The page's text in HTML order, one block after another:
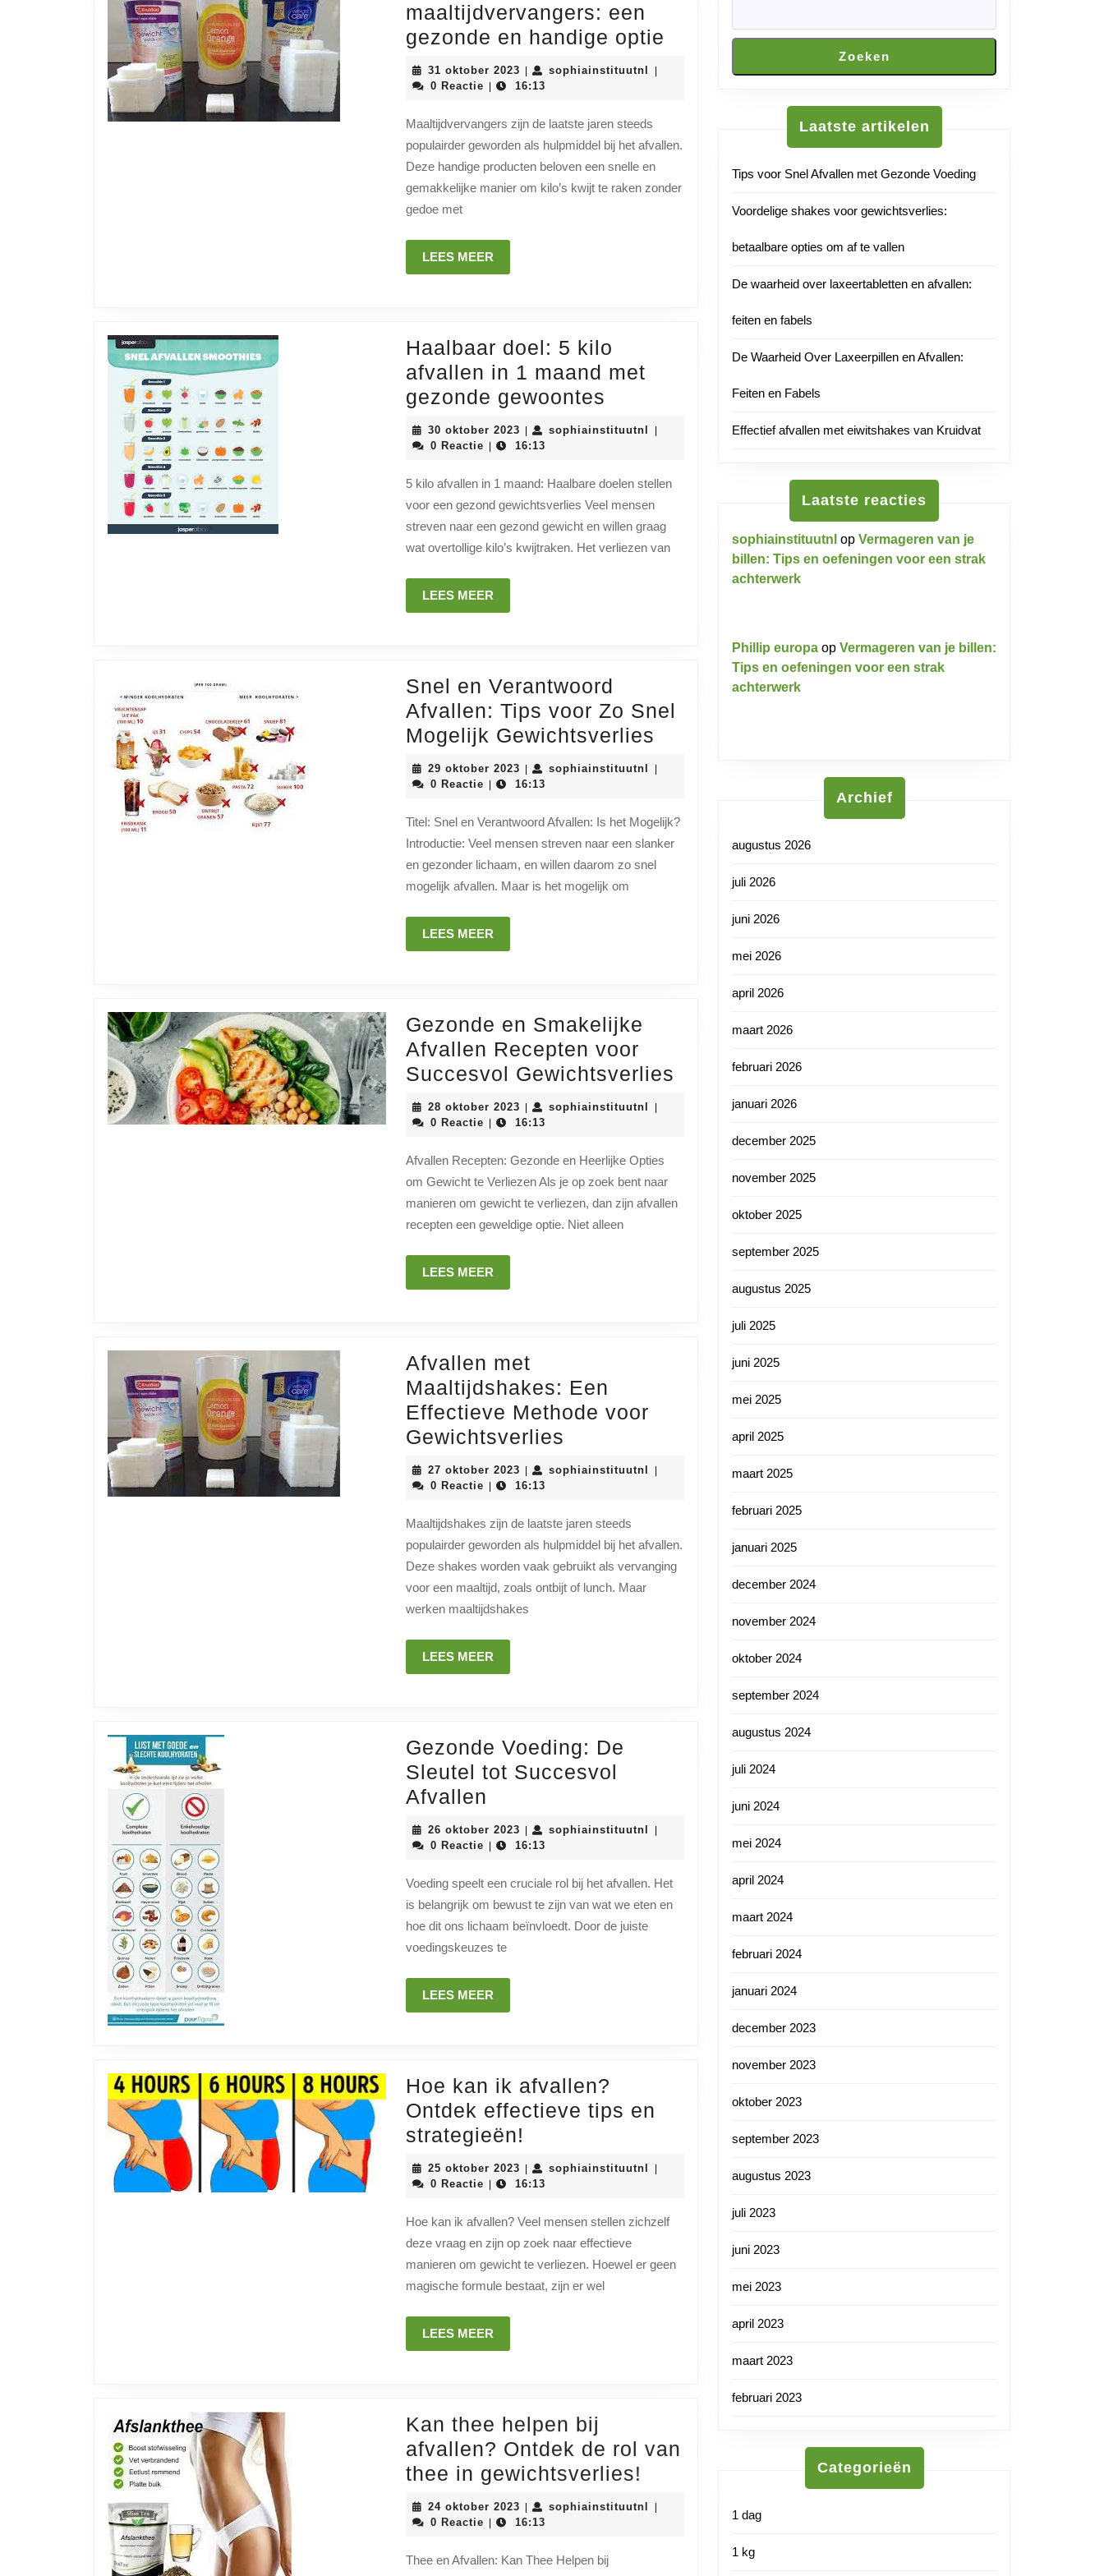
maaltijdvervangers: een
gezonde en handige optie Effectief
maaltijdvervangers:
een
en
handige
31 oktober 2023 31
oktober
sophiainstituutnl sophiainstituutnl
0 Reactie 16:13
Maaltijdvervangers zijn de laatste jaren steeds
populairder geworden als hulpmiddel bij het afvallen.
Deze handige producten beloven een snelle en
gemakkelijke manier om kilo’s kwijt te raken zonder
gedoe met
LEES MEER
MEER
Haalbaar doel: 5 kilo
afvallen in 1 maand met
gezonde gewoontes
doel:
afvallen
in
1
30 oktober 2023 30
oktober
sophiainstituutnl sophiainstituutnl
0 Reactie 16:13
5 kilo afvallen in 1 maand: Haalbare doelen stellen
voor een gezond gewichtsverlies Veel mensen
streven naar een gezond gewicht en willen graag
wat overtollige kilo’s kwijtraken. Het verliezen van
LEES MEER
MEER
Snel en Verantwoord
Afvallen: Tips voor Zo Snel
Mogelijk Gewichtsverlies
en
Tips
voor
Mogelijk
Gewichtsverlies
29 oktober 2023 29
oktober
sophiainstituutnl sophiainstituutnl
0 Reactie 16:13
Titel: Snel en Verantwoord Afvallen: Is het Mogelijk?
Introductie: Veel mensen streven naar een slanker
en gezonder lichaam, en willen daarom zo snel
mogelijk afvallen. Maar is het mogelijk om
LEES MEER
MEER
Gezonde en Smakelijke
Afvallen Recepten voor
Succesvol Gewichtsverlies Gezonde
Afvallen
Recepten
voor
Succesvol
Gewichtsverlies
28 oktober 2023 28
oktober
sophiainstituutnl sophiainstituutnl
0 Reactie 16:13
Afvallen Recepten: Gezonde en Heerlijke Opties
om Gewicht te Verliezen Als je op zoek bent naar
manieren om gewicht te verliezen, dan zijn afvallen
recepten een geweldige optie. Niet alleen
LEES MEER
MEER
Afvallen met
Maaltijdshakes: Een
Effectieve Methode voor
Gewichtsverlies
met
Effectieve
Methode
voor
27 oktober 2023 27
oktober
sophiainstituutnl sophiainstituutnl
0 Reactie 16:13
Maaltijdshakes zijn de laatste jaren steeds
populairder geworden als hulpmiddel bij het afvallen.
Deze shakes worden vaak gebruikt als vervanging
voor een maaltijd, zoals ontbijt of lunch. Maar
werken maaltijdshakes
LEES MEER
MEER
Gezonde Voeding: De
Sleutel tot Succesvol
Afvallen
Voeding:
De
tot
Succesvol
Afvallen
26 oktober 2023 26
oktober
sophiainstituutnl sophiainstituutnl
0 Reactie 16:13
Voeding speelt een cruciale rol bij het afvallen. Het
is belangrijk om bewust te zijn van wat we eten en
hoe dit ons lichaam beïnvloedt. Door de juiste
voedingskeuzes te
LEES MEER
MEER
Hoe kan ik afvallen?
Ontdek effectieve tips en
strategieën!
kan
ik
Ontdek
effectieve
tips
25 oktober 2023 25
oktober
sophiainstituutnl sophiainstituutnl
0 Reactie 16:13
Hoe kan ik afvallen? Veel mensen stellen zichzelf
deze vraag en zijn op zoek naar effectieve
manieren om gewicht te verliezen. Hoewel er geen
magische formule bestaat, zijn er wel
LEES MEER
MEER
Kan thee helpen bij
afvallen? Ontdek de rol van
thee in gewichtsverlies!
thee
24 oktober 2023 24
oktober
sophiainstituutnl sophiainstituutnl
0 Reactie 16:13
Thee en Afvallen: Kan Thee Helpen bij
Zoeken
Laatste artikelen
Tips voor Snel Afvallen met Gezonde Voeding
Voordelige shakes voor gewichtsverlies:
betaalbare opties om af te vallen
De waarheid over laxeertabletten en afvallen:
feiten en fabels
De Waarheid Over Laxeerpillen en Afvallen:
Feiten en Fabels
Effectief afvallen met eiwitshakes van Kruidvat
Laatste reacties
sophiainstituutnl op Vermageren van je
billen: Tips en oefeningen voor een strak
achterwerk
Phillip europa op Vermageren van je billen:
Tips en oefeningen voor een strak
achterwerk
Archief
augustus 2026
juli 2026
juni 2026
mei 2026
april 2026
maart 2026
februari 2026
januari 2026
december 2025
november 2025
oktober 2025
september 2025
augustus 2025
juli 2025
juni 2025
mei 2025
april 2025
maart 2025
februari 2025
januari 2025
december 2024
november 2024
oktober 2024
september 2024
augustus 2024
juli 2024
juni 2024
mei 2024
april 2024
maart 2024
februari 2024
januari 2024
december 2023
november 2023
oktober 2023
september 2023
augustus 2023
juli 2023
juni 2023
mei 2023
april 2023
maart 2023
februari 2023
Categorieën
1 dag
1 kg